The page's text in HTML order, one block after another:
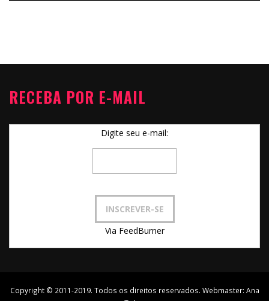
RECEBA POR E-MAIL
Digite seu e-mail:
Via FeedBurner
Copyright © 2011-2019. Todos os direitos reservados. Webmaster: Ana